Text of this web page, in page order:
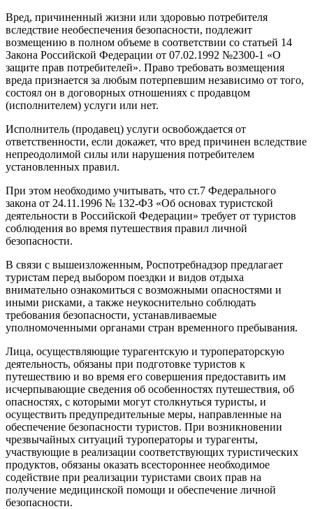
Вред, причиненный жизни или здоровью потребителя
вследствие необеспечения безопасности, подлежит
возмещению в полном объеме в соответствии со статьей 14
Закона Российской Федерации от 07.02.1992 №2300-1 «О
защите прав потребителей». Право требовать возмещения
вреда признается за любым потерпевшим независимо от того,
состоял он в договорных отношениях с продавцом
(исполнителем) услуги или нет.
Исполнитель (продавец) услуги освобождается от
ответственности, если докажет, что вред причинен вследствие
непреодолимой силы или нарушения потребителем
установленных правил.
При этом необходимо учитывать, что ст.7 Федерального
закона от 24.11.1996 № 132-ФЗ «Об основах туристской
деятельности в Российской Федерации» требует от туристов
соблюдения во время путешествия правил личной
безопасности.
В связи с вышеизложенным, Роспотребнадзор предлагает
туристам перед выбором поездки и видов отдыха
внимательно ознакомиться с возможными опасностями и
иными рисками, а также неукоснительно соблюдать
требования безопасности, устанавливаемые
уполномоченными органами стран временного пребывания.
Лица, осуществляющие турагентскую и туроператорскую
деятельность, обязаны при подготовке туристов к
путешествию и во время его совершения предоставить им
исчерпывающие сведения об особенностях путешествия, об
опасностях, с которыми могут столкнуться туристы, и
осуществить предупредительные меры, направленные на
обеспечение безопасности туристов. При возникновении
чрезвычайных ситуаций туроператоры и турагенты,
участвующие в реализации соответствующих туристических
продуктов, обязаны оказать всестороннее необходимое
содействие при реализации туристами своих прав на
получение медицинской помощи и обеспечение личной
безопасности.